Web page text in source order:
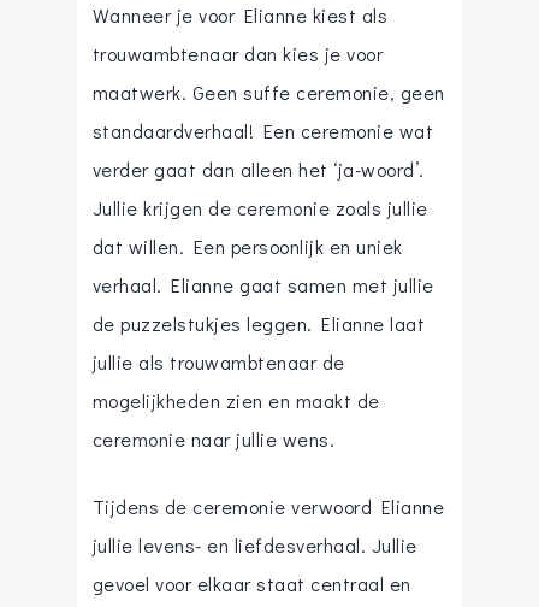
Wanneer je voor Elianne kiest als
trouwambtenaar dan kies je voor
maatwerk. Geen suffe ceremonie, geen
standaardverhaal! Een ceremonie wat
verder gaat dan alleen het ‘ja-woord’.
Jullie krijgen de ceremonie zoals jullie
dat willen. Een persoonlijk en uniek
verhaal. Elianne gaat samen met jullie
de puzzelstukjes leggen. Elianne laat
jullie als trouwambtenaar de
mogelijkheden zien en maakt de
ceremonie naar jullie wens.
Tijdens de ceremonie verwoord Elianne
jullie levens- en liefdesverhaal. Jullie
gevoel voor elkaar staat centraal en